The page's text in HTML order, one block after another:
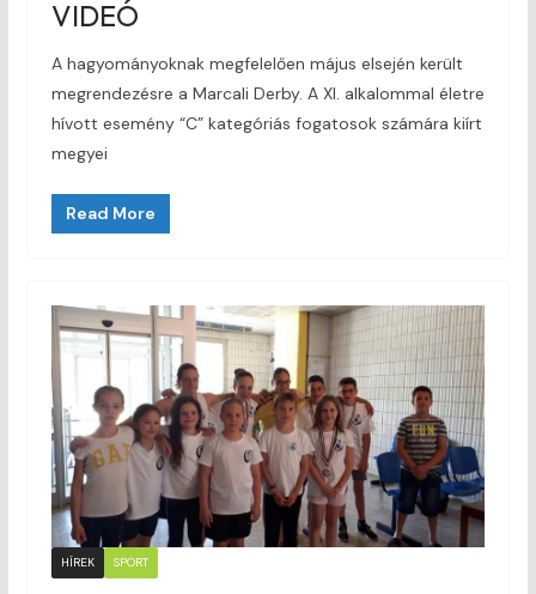
VIDEÓ
A hagyományoknak megfelelően május elsején került
megrendezésre a Marcali Derby. A XI. alkalommal életre
hívott esemény “C” kategóriás fogatosok számára kiírt
megyei
Read More
HÍREK SPORT